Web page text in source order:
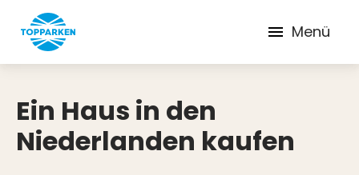
Menü
Ein Haus in den
Niederlanden kaufen